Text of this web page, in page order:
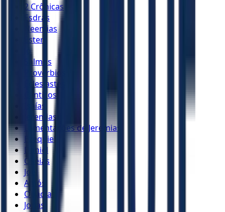
2 Crônicas
Esdras
Neemias
Ester
Jó
Salmos
Provérbios
Eclesiastes
Cânticos
Isaías
Jeremias
Lamentações de Jeremias
Ezequiel
Daniel
Oséias
Joel
Amós
Obadias
Jonas